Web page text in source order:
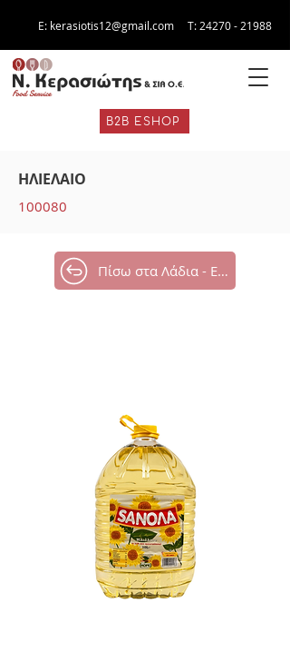
E: kerasiotis12@gmail.com Τ: 24270 - 21988
B2B ESHOP
ΗΛΙΕΛΑΙΟ
100080
Πίσω στα Λάδια - Ελιές